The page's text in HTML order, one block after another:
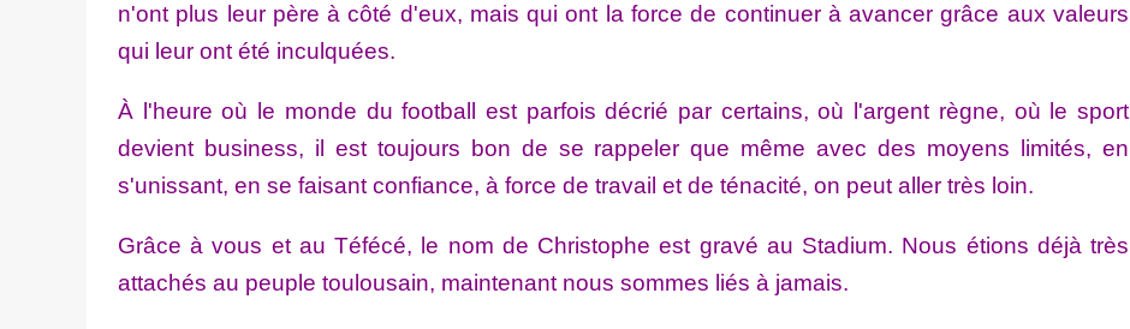
n'ont plus leur père à côté d'eux, mais qui ont la force de continuer à avancer grâce aux valeurs
qui leur ont été inculquées.
À l'heure où le monde du football est parfois décrié par certains, où l'argent règne, où le sport
devient business, il est toujours bon de se rappeler que même avec des moyens limités, en
s'unissant, en se faisant confiance, à force de travail et de ténacité, on peut aller très loin.
Grâce à vous et au Téfécé, le nom de Christophe est gravé au Stadium. Nous étions déjà très
attachés au peuple toulousain, maintenant nous sommes liés à jamais.